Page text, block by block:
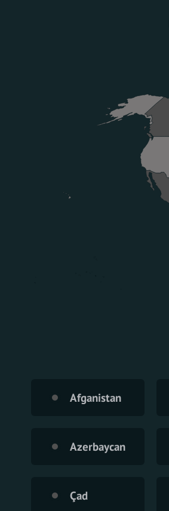
Afganistan
Azerbaycan
Çad